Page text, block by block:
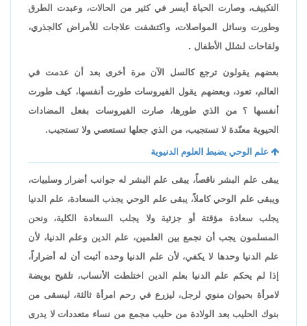
التكييف، وصارت الحياة أيسر في كثير من الحالات، وعبدت الطرق
وطورت وسائل المواصلات، واكتشفت علاجات للأمراض كالجذري،
ولقاحات لشلل الأطفال .
بعضهم يقولون ترجع كالسل الآن مرة أخرى بعد أن عدمت في
العالم، تعود، وبعضهم يقول الفيروسات طورت أنفسها، كيف طورت
أنفسها ؟ من الذي طورها، صارت الفيروسات بفعل المضادات
الحيوية معنّدة لا تستجيب، من الذي جعلها تستعصي ولا تستجيب.
علم الوحي يضبط العلوم الدنيوية
يبقى علم البشر ناقصاً، يبقى علم البشر له جوانب أضرار وسلبيات،
ويبقى علم الوحي كاملاً، يبقى علم الوحي يجذب السعادة، علم الدنيا
يجلب سعادة مؤقتة أو جزئية ولا يجلب السعادة الكلية، ونحن
المسلمون يجب أن نجمع بين العلمين، علم الدين وعلم الدنيا، لأن
علم الدنيا وحدها لا يكفي، لأن علم الدنيا وحده أثبت أن له أضراراً،
إذا لم يحكم علم الدنيا بعلم الدين اختلطت الأنساب، تلقيح بويضة
لامرأة بحيوان منوي لرجل، ليزرع في رحم امرأة ثالثة، ليسقى من
بنوك الحليب بعد الولادة من حليب مجمع من نساء متعددات لا يدرى